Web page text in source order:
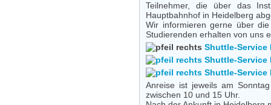
Teilnehmer, die über das
Hauptbahnhof in Heidelberg
Wir informieren gerne über
Studierenden erhalten von uns
Shuttle-Service
Shuttle-Service
Shuttle-Service
Anreise ist jeweils am
zwischen 10 und 15 Uhr.